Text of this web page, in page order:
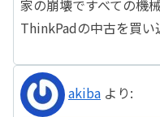
家の崩壊ですべての機
ThinkPadの中古を買い
akiba より: